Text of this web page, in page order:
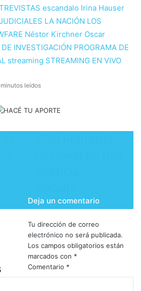
escandalo Irina Hauser
LA NACIÓN LOS
Néstor Kirchner Oscar
INVESTIGACIÓN PROGRAMA DE
streaming STREAMING EN VIVO
minutos leídos
Deja un comentario
Tu dirección de correo
electrónico no será publicada.
Los campos obligatorios están
marcados con *
Comentario *